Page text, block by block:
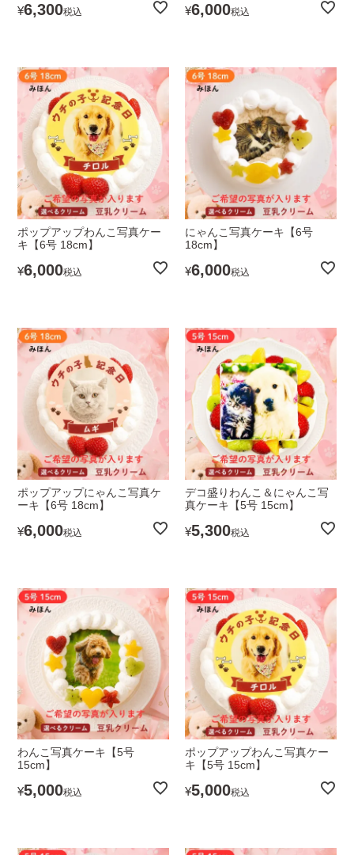
¥6,300税込 ¥6,000税込
ポップアップわんこ写真ケー
キ【6号 18cm】
¥6,000税込
にゃんこ写真ケーキ【6号
18cm】
¥6,000税込
ポップアップにゃんこ写真ケ
ーキ【6号 18cm】
¥6,000税込
デコ盛りわんこ＆にゃんこ写
真ケーキ【5号 15cm】
¥5,300税込
わんこ写真ケーキ【5号
15cm】
¥5,000税込
ポップアップわんこ写真ケー
キ【5号 15cm】
¥5,000税込